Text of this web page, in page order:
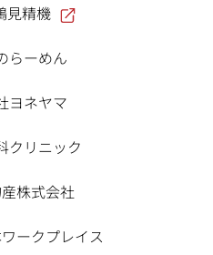
見精機
らーめん
ヨネヤマ
クリニック
株式会社
ークプレイス